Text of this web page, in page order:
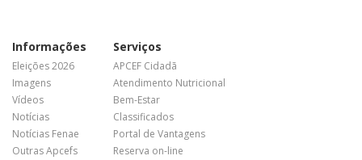
Informações
Eleições 2026
Imagens
Vídeos
Notícias
Notícias Fenae
Outras Apcefs
Serviços
APCEF Cidadã
Atendimento Nutricional
Bem-Estar
Classificados
Portal de Vantagens
Reserva on-line